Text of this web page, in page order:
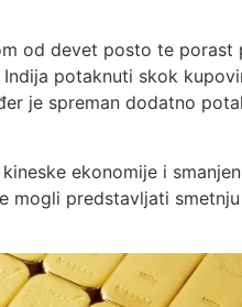
od devet posto te porast
potaknuti skok
je spreman dodatno
ekonomije i
mogli predstavljati